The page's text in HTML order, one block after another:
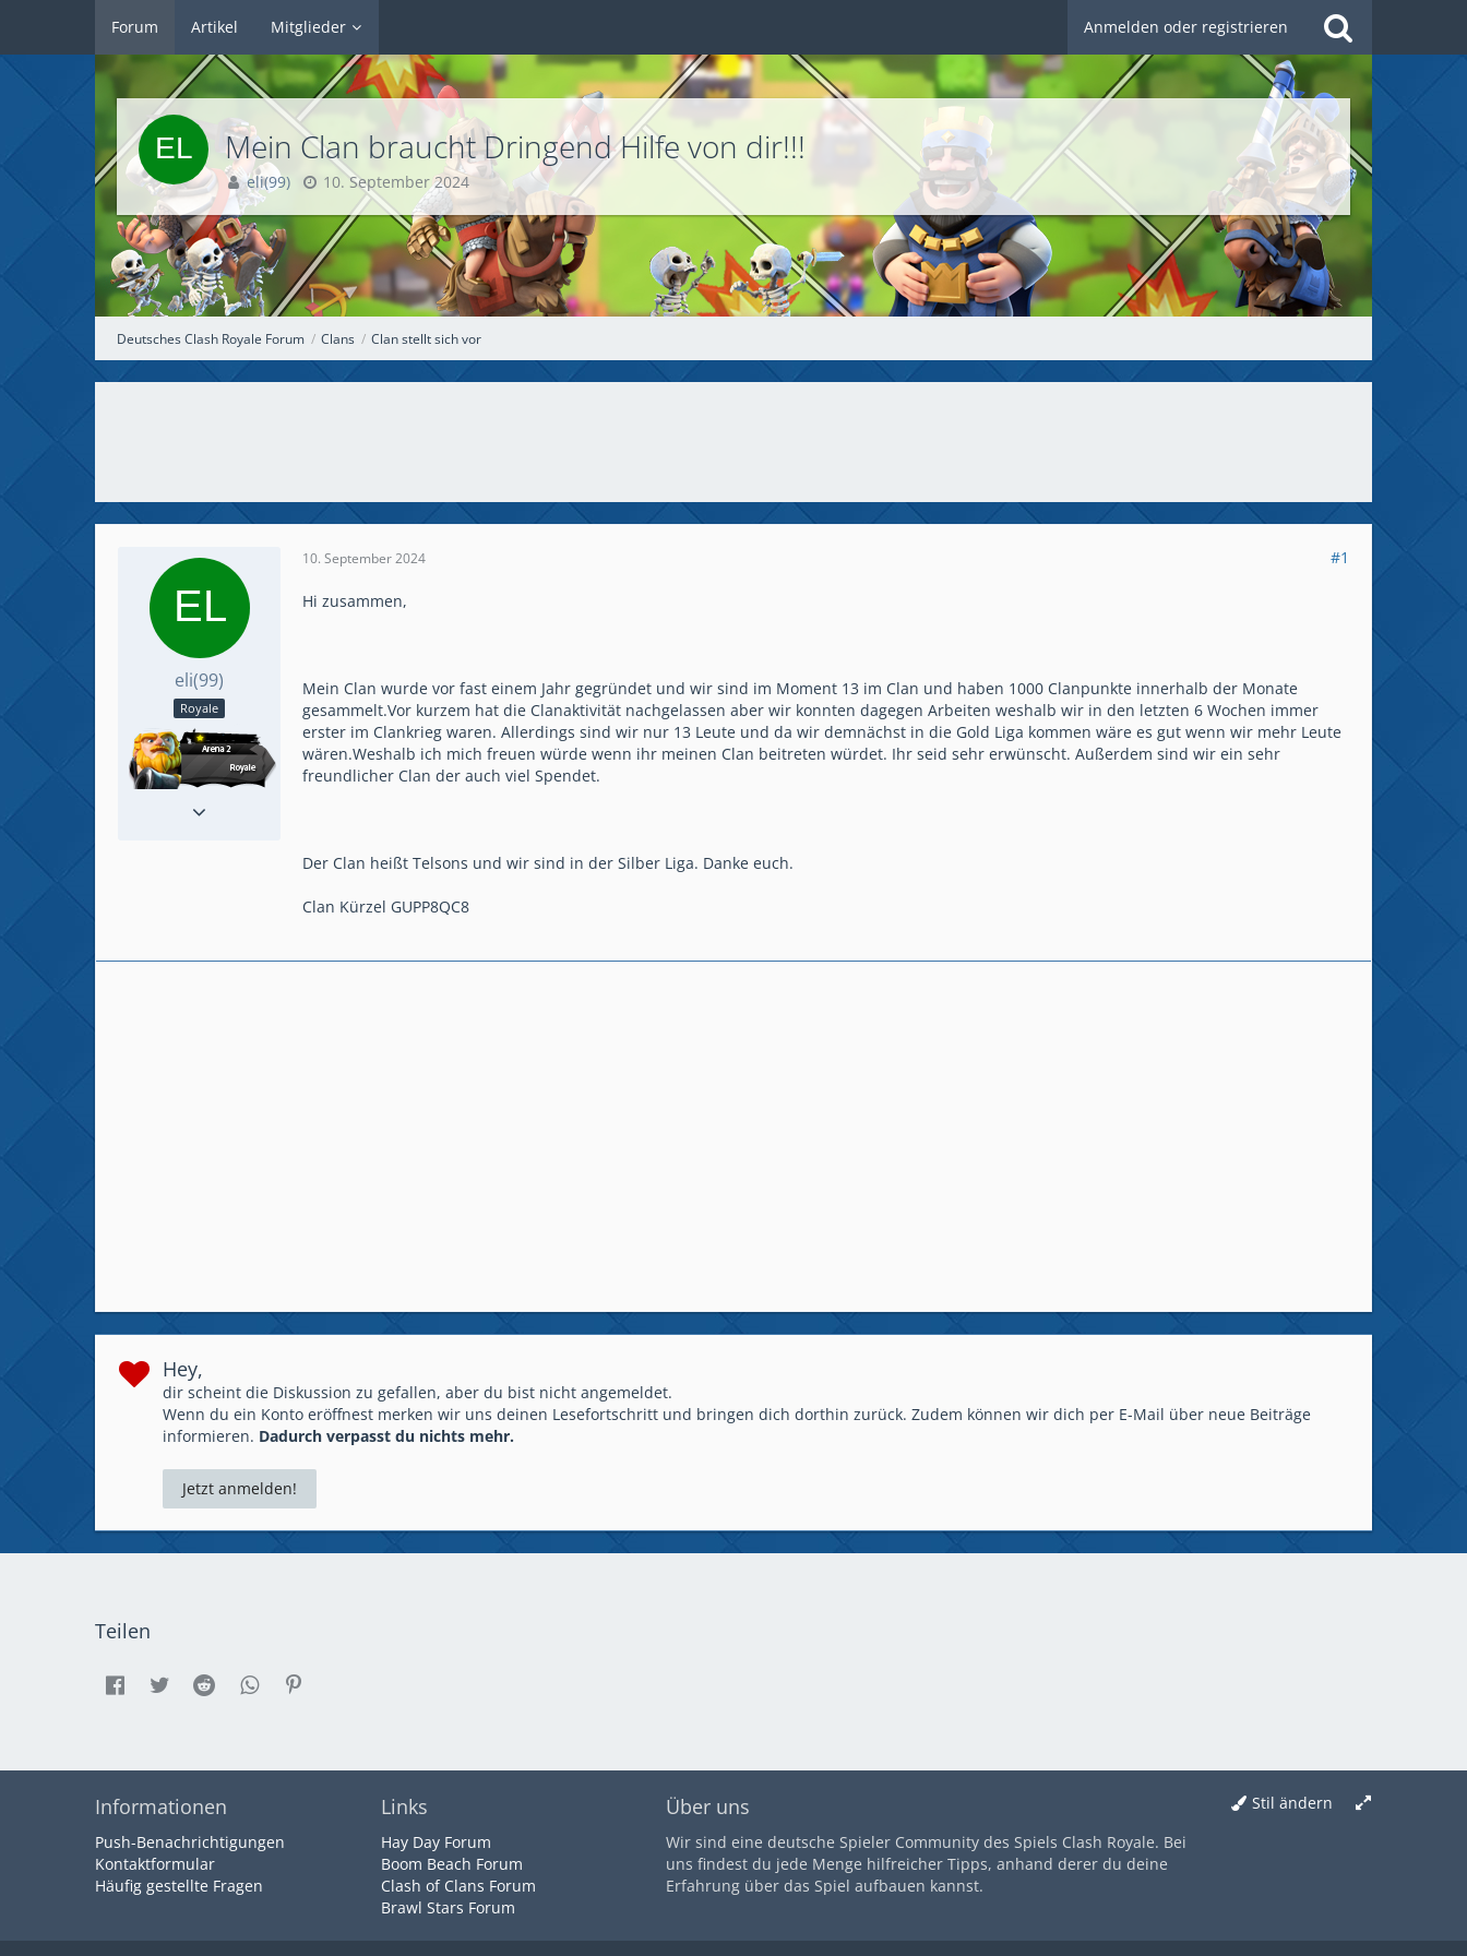
Forum Artikel Mitglieder Anmelden oder registrieren
Deutsches Clash Royale Forum Clans Clan stellt sich vor
Mein Clan braucht Dringend Hilfe von dir!!!
eli(99) 10. September 2024
eli(99)
Royale
10. September 2024 #1
Hi zusammen,
Mein Clan wurde vor fast einem Jahr gegründet und wir sind im Moment 13 im Clan und haben 1000 Clanpunkte innerhalb der Monate
gesammelt.Vor kurzem hat die Clanaktivität nachgelassen aber wir konnten dagegen Arbeiten weshalb wir in den letzten 6 Wochen immer
erster im Clankrieg waren. Allerdings sind wir nur 13 Leute und da wir demnächst in die Gold Liga kommen wäre es gut wenn wir mehr Leute
wären.Weshalb ich mich freuen würde wenn ihr meinen Clan beitreten würdet. Ihr seid sehr erwünscht. Außerdem sind wir ein sehr
freundlicher Clan der auch viel Spendet.
Der Clan heißt Telsons und wir sind in der Silber Liga. Danke euch.
Clan Kürzel GUPP8QC8
Hey,
dir scheint die Diskussion zu gefallen, aber du bist nicht angemeldet.
Wenn du ein Konto eröffnest merken wir uns deinen Lesefortschritt und bringen dich dorthin zurück. Zudem können wir dich per E-Mail über neue Beiträge
informieren. Dadurch verpasst du nichts mehr.
Jetzt anmelden!
Teilen
Stil ändern
Informationen
Push-Benachrichtigungen
Kontaktformular
Häufig gestellte Fragen
Links
Hay Day Forum
Boom Beach Forum
Clash of Clans Forum
Brawl Stars Forum
Über uns
Wir sind eine deutsche Spieler Community des Spiels Clash Royale. Bei
uns findest du jede Menge hilfreicher Tipps, anhand derer du deine
Erfahrung über das Spiel aufbauen kannst.